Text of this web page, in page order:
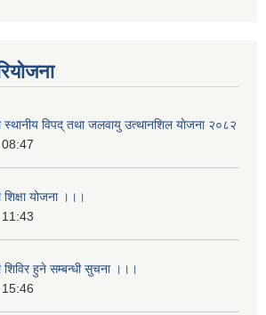
स्थानीय विपद् तथा जलवायु उत्थानशिल याेजना २०८२
शिक्षा योजना ।।।
शिविर हुने सम्बन्धी सुचना ।।।